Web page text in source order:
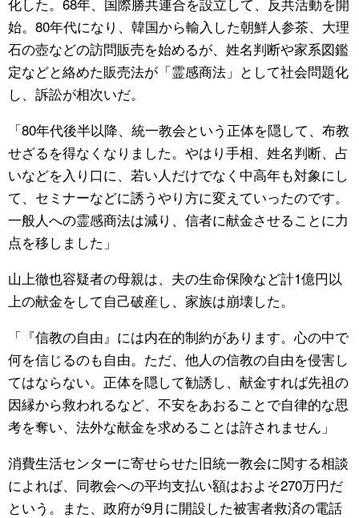
始。80年代になり、韓国から輸入した朝鮮人参茶、大理
石の壺などの訪問販売を始めるが、姓名判断や家系図鑑
定などと絡めた販売法が「霊感商法」として社会問題化
し、訴訟が相次いだ。
「80年代後半以降、統一教会という正体を隠して、布教
せざるを得なくなりました。やはり手相、姓名判断、占
いなどを入り口に、若い人だけでなく中高年も対象にし
て、セミナーなどに誘うやり方に変えていったのです。
一般人への霊感商法は減り、信者に献金させることに力
点を移しました」
山上徹也容疑者の母親は、夫の生命保険など計1億円以
上の献金をして自己破産し、家族は崩壊した。
「『信教の自由』には内在的制約があります。心の中で
何を信じるのも自由。ただ、他人の信教の自由を侵害し
てはならない。正体を隠して勧誘し、献金すれば先祖の
因縁から救われるなど、不安をあおることで自律的な思
考を奪い、法外な献金を求めることは許されません」
消費生活センターに寄せらせた旧統一教会に関する相談
によれば、同教会への平均支払い額はおよそ270万円だ
という。また、政府が9月に開設した被害者救済の電話